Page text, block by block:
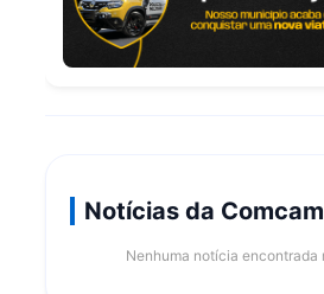
Notícias da Comcam
Nenhuma notícia encontrada